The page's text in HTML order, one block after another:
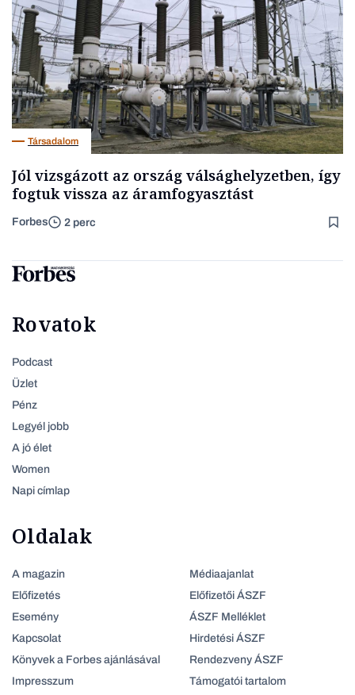
Társadalom
Jól vizsgázott az ország válsághelyzetben, így
fogtuk vissza az áramfogyasztást
Forbes 2 perc
Rovatok
Podcast
Üzlet
Pénz
Legyél jobb
A jó élet
Women
Napi címlap
Oldalak
A magazin
Előfizetés
Esemény
Kapcsolat
Könyvek a Forbes ajánlásával
Impresszum
Médiaajanlat
Előfizetői ÁSZF
ÁSZF Melléklet
Hirdetési ÁSZF
Rendezveny ÁSZF
Támogatói tartalom